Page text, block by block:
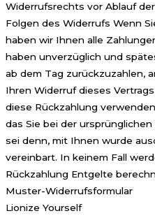
Widerrufsrechts vor Ablauf
Folgen des Widerrufs Wenn
haben wir Ihnen alle
haben unverzüglich und
ab dem Tag zurückzuzahlen,
Ihren Widerruf dieses
diese Rückzahlung
das Sie bei der
sei denn, mit Ihnen wurde
vereinbart. In keinem Fall
Rückzahlung Entgelte
Muster-Widerrufsformular
Lionize Yourself